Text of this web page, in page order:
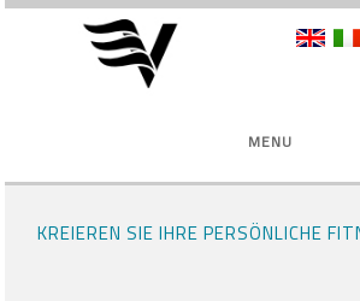
MENU
KREIEREN SIE IHRE PERSÖNLICHE